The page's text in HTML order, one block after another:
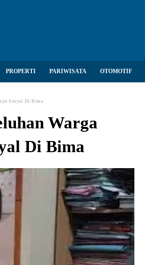
PROPERTI PARIWISATA OTOMOTIF
Sinyal Di Bima
Warga
Di Bima